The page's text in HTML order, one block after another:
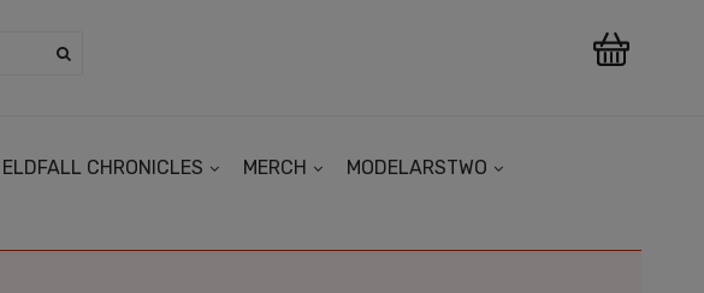
ELDFALL CHRONICLES MERCH MODELARSTWO